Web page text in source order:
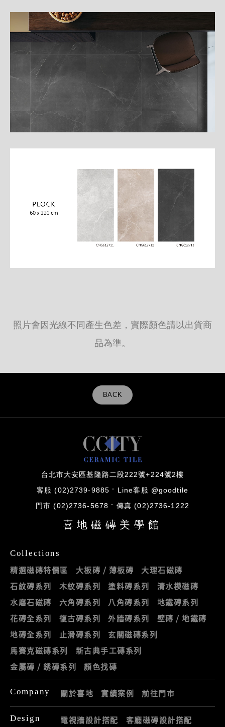
照片會因光線不同產生色差，實際顏色請以出貨商
品為準。
BACK
台北市大安區基隆路二段222號+224號2樓
客服 (02)2739-9885 Line客服 @goodtile
門市 (02)2736-5678 傳真 (02)2736-1222
喜地磁磚美學館
Collections
精選磁磚特價區 大板磚 / 薄板磚
大理石磁磚
石紋磚系列
木紋磚系列 塗料磚系列
清水模磁磚
水磨石磁磚
六角磚系列 八角磚系列
地鐵磚系列
花磚全系列
復古磚系列 外牆磚系列
壁磚 / 地鐵磚
地磚全系列
止滑磚系列
玄關磁磚系列
馬賽克磁磚系列
新古典手工磚系列
金屬磚 / 銹磚系列
顏色找磚
Company 關於喜地 實績案例 前往門市
Design 電視牆設計搭配 客廳磁磚設計搭配